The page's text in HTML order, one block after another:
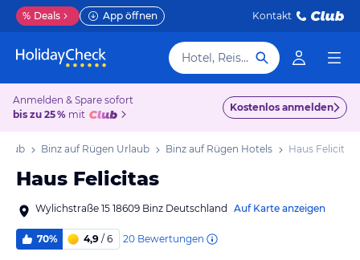
% Deals App öffnen Kontakt
Hotel, Reiseziel
Anmelden & Spare sofort
bis zu 25 % mit
Kostenlos anmelden
Binz auf Rügen Urlaub Binz auf Rügen Hotels Haus Felicitas
Haus Felicitas
Wylichstraße 15 18609 Binz Deutschland Auf Karte anzeigen
70% 4,9 / 6 20 Bewertungen